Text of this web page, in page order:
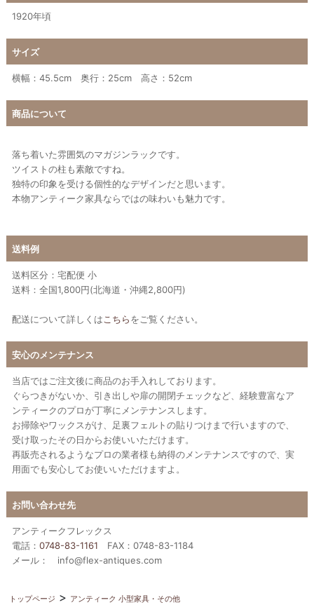
1920年頃
サイズ
横幅：45.5cm 奥行：25cm 高さ：52cm
商品について
落ち着いた雰囲気のマガジンラックです。
ツイストの柱も素敵ですね。
独特の印象を受ける個性的なデザインだと思います。
本物アンティーク家具ならではの味わいも魅力です。
送料例
送料区分：宅配便 小
送料：全国1,800円(北海道・沖縄2,800円)
配送について詳しくは こちらをご覧ください。
安心のメンテナンス
当店ではご注文後に商品のお手入れしております。
ぐらつきがないか、引き出しや扉の開閉チェックなど、経験豊富なア
ンティークのプロが丁寧にメンテナンスします。
お掃除やワックスがけ、足裏フェルトの貼りつけまで行いますので、
受け取ったその日からお使いいただけます。
再販売されるようなプロの業者様も納得のメンテナンスですので、実
用面でも安心してお使いいただけますよ。
お問い合わせ先
アンティークフレックス
電話： 0748-83-1161 FAX：0748-83-1184
メール： info@flex-antiques.com
トップページ
アンティーク 小型家具・その他